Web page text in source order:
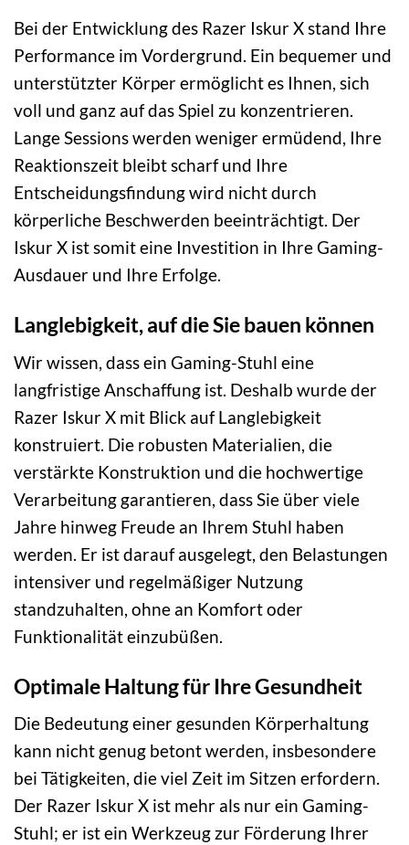
Bei der Entwicklung des Razer Iskur X stand Ihre
Performance im Vordergrund. Ein bequemer und
unterstützter Körper ermöglicht es Ihnen, sich
voll und ganz auf das Spiel zu konzentrieren.
Lange Sessions werden weniger ermüdend, Ihre
Reaktionszeit bleibt scharf und Ihre
Entscheidungsfindung wird nicht durch
körperliche Beschwerden beeinträchtigt. Der
Iskur X ist somit eine Investition in Ihre Gaming-
Ausdauer und Ihre Erfolge.
Langlebigkeit, auf die Sie bauen können
Wir wissen, dass ein Gaming-Stuhl eine
langfristige Anschaffung ist. Deshalb wurde der
Razer Iskur X mit Blick auf Langlebigkeit
konstruiert. Die robusten Materialien, die
verstärkte Konstruktion und die hochwertige
Verarbeitung garantieren, dass Sie über viele
Jahre hinweg Freude an Ihrem Stuhl haben
werden. Er ist darauf ausgelegt, den Belastungen
intensiver und regelmäßiger Nutzung
standzuhalten, ohne an Komfort oder
Funktionalität einzubüßen.
Optimale Haltung für Ihre Gesundheit
Die Bedeutung einer gesunden Körperhaltung
kann nicht genug betont werden, insbesondere
bei Tätigkeiten, die viel Zeit im Sitzen erfordern.
Der Razer Iskur X ist mehr als nur ein Gaming-
Stuhl; er ist ein Werkzeug zur Förderung Ihrer